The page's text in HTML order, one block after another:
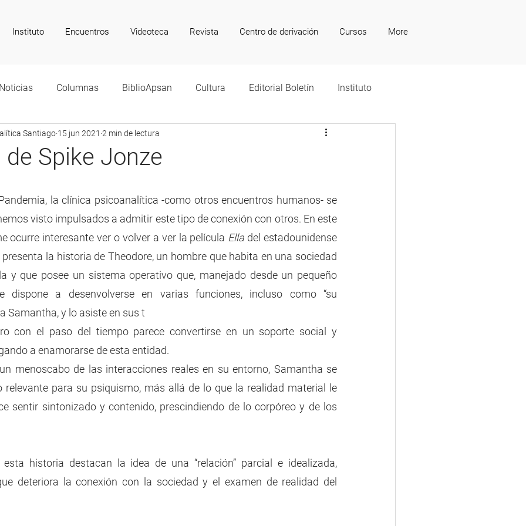
Instituto Encuentros Videoteca Revista Centro de derivación Cursos More
Columnas BiblioApsan Cultura Editorial Boletín Instituto
de Spike Jonze
Santiago 15 jun 2021 2 min de lectura
la clínica psicoanalítica -como otros encuentros humanos- se
visto impulsados a admitir este tipo de conexión con otros. En este
ocurre interesante ver o volver a ver la película Ella del estadounidense
la historia de Theodore, un hombre que habita en una sociedad
y que posee un sistema operativo que, manejado desde un pequeño
dispone a desenvolverse en varias funciones, incluso como “su
Samantha, y lo asiste en sus t
con el paso del tiempo parece convertirse en un soporte social y
a enamorarse de esta entidad.
menoscabo de las interacciones reales en su entorno, Samantha se
relevante para su psiquismo, más allá de lo que la realidad material le
sentir sintonizado y contenido, prescindiendo de lo corpóreo y de los
historia destacan la idea de una “relación” parcial e idealizada,
deteriora la conexión con la sociedad y el examen de realidad del